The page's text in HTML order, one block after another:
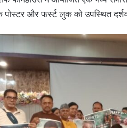
पोस्टर और फर्स्ट लुक को उपस्थित